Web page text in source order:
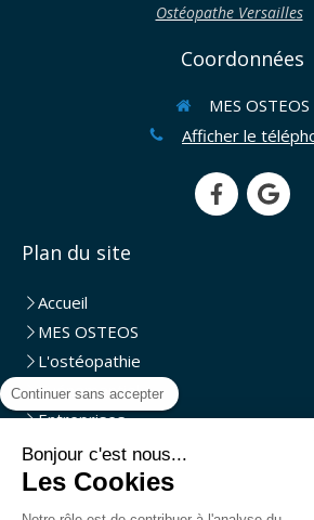
Ostéopathe Versailles
Coordonnées
MES OSTEOS
Afficher le
Plan du site
Accueil
MES OSTEOS
L'ostéopathie
Evénementiel
Entreprises
Domicile
Partenaires
Continuer sans accepter
Bonjour c'est nous...
Les Cookies